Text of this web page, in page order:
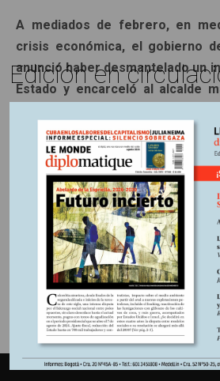
A mediados de febrero, en
crisis económica, el gobierno
anunció haber desmantelado un
Estado y encarceló al alcalde
para el futuro del régimen
propio proceso bolivariano: la
Información
Edición en